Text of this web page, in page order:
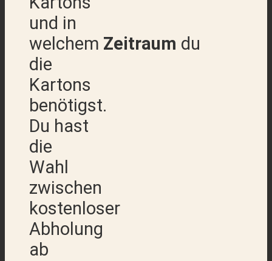
und in
welchem Zeitraum du
die
Kartons
benötigst.
Du hast
die
Wahl
zwischen
kostenloser
Abholung
ab